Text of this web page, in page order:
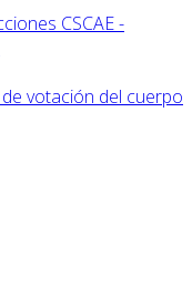
CSCAE -
votación del cuerpo